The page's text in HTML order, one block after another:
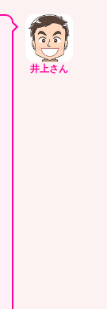
井上さん